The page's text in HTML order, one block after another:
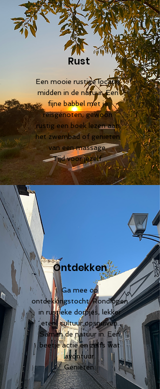
Rust
Een mooie rustige locatie
midden in de natuur. Een
fijne babbel met je
reisgenoten, gewoon
rustig een boek lezen aan
het zwembad of genieten
van een massage.
Tijd voor jezelf.
Ontdekken
Ga mee op
ontdekkingstocht. Rondlopen
in rustieke dorpjes, lekker
eten, cultuur opsnuiven.
Samen de natuur in. Een
beetje actie en zelfs wat
avontuur.
Genieten.